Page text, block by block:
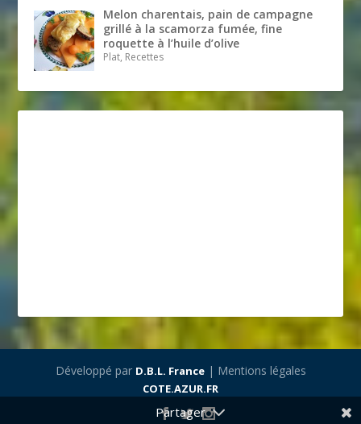
Melon charentais, pain de campagne
grillé à la scamorza fumée, fine
roquette à l’huile d’olive
Plat, Recettes
Développé par D.B.L. France| Mentions légales
COTE.AZUR.FR